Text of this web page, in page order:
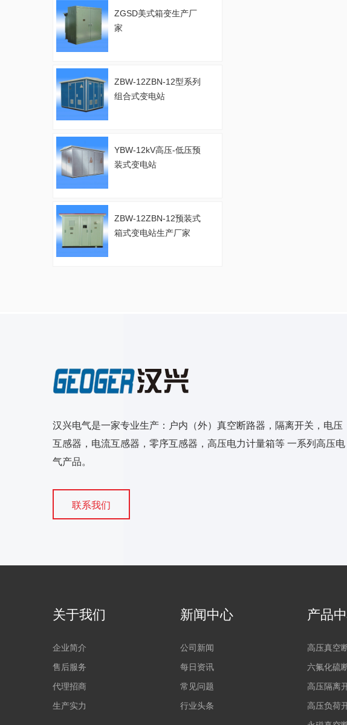
ZGSD美式箱变生产厂
家
ZBW-12ZBN-12型系列
组合式变电站
YBW-12kV高压-低压预
装式变电站
ZBW-12ZBN-12预装式
箱式变电站生产厂家
汉兴电气是一家专业生产：户内（外）真空断路器，隔离开关，电压
互感器，电流互感器，零序互感器，高压电力计量箱等 一系列高压电
气产品。
联系我们
关于我们
企业简介
售后服务
代理招商
生产实力
新闻中心
公司新闻
每日资讯
常见问题
行业头条
产品
高压真空
六氟化硫
高压隔离
高压负荷